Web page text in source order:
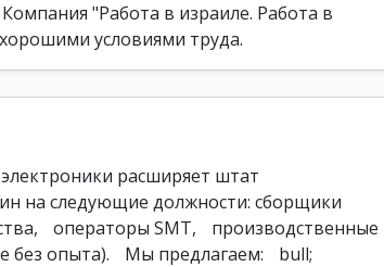
"Работа в израиле. Работа в
условиями труда.
расширяет штат
на следующие должности: сборщики
операторы SMT, производственные
без опыта). Мы предлагаем: bull;